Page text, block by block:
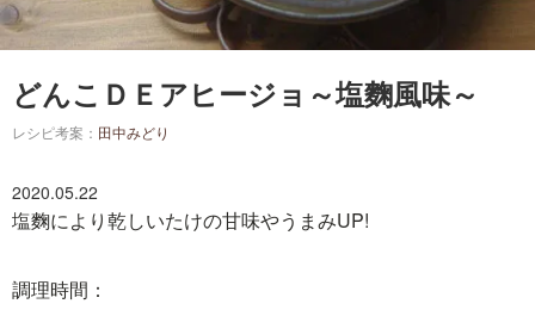
どんこＤＥアヒージョ～塩麴風味～
レシピ考案： 田中みどり
2020.05.22
塩麴により乾しいたけの甘味やうまみUP!
調理時間：